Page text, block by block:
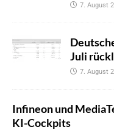
7. August
Juli
7. August
Infineon und
KI-Cockpits